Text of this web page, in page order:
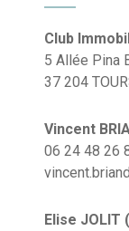
Club
5 Allée Pina
37 204
Vincent
06 24 48 26
Elise JOLIT